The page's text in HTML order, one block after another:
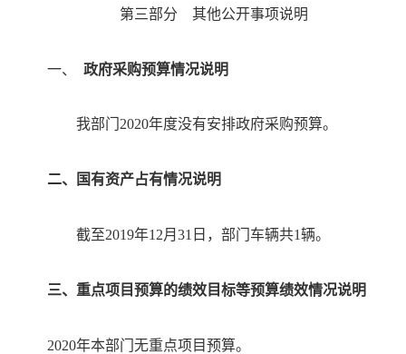
第三部分 其他公开事项说明
一、 政府采购预算情况说明
我部门2020年度没有安排政府采购预算。
二、国有资产占有情况说明
截至2019年12月31日，部门车辆共1辆。
三、重点项目预算的绩效目标等预算绩效情况说明
2020年本部门无重点项目预算。